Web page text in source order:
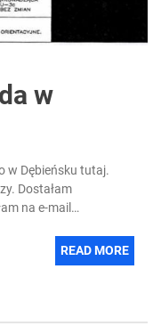
w
w Dębieńsku tutaj.
Dostałam
na e-mail
READ MORE